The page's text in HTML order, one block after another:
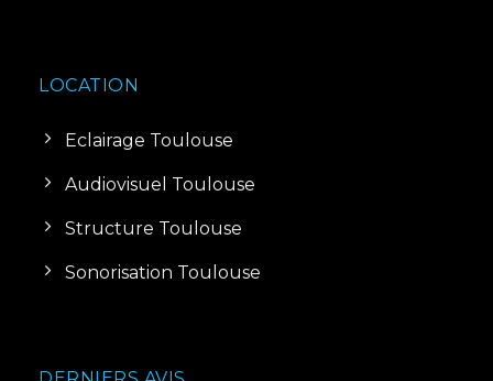
LOCATION
Eclairage Toulouse
Audiovisuel Toulouse
Structure Toulouse
Sonorisation Toulouse